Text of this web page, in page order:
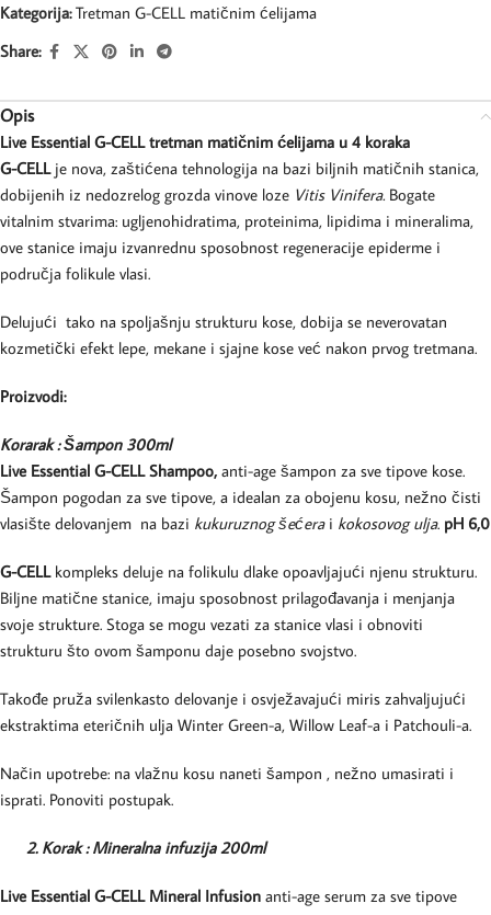
Kategorija: Tretman G-CELL matičnim ćelijama
Share:
Opis
Live Essential G-CELL tretman matičnim ćelijama u 4 koraka
G-CELL je nova, zaštićena tehnologija na bazi biljnih matičnih stanica,
dobijenih iz nedozrelog grozda vinove loze Vitis Vinifera. Bogate
vitalnim stvarima: ugljenohidratima, proteinima, lipidima i mineralima,
ove stanice imaju izvanrednu sposobnost regeneracije epiderme i
područja folikule vlasi.
Delujući tako na spoljašnju strukturu kose, dobija se neverovatan
kozmetički efekt lepe, mekane i sjajne kose već nakon prvog tretmana.
Proizvodi:
Korarak : Šampon 300ml
Live Essential G-CELL Shampoo, anti-age šampon za sve tipove kose.
Šampon pogodan za sve tipove, a idealan za obojenu kosu, nežno čisti
vlasište delovanjem na bazi kukuruznog šećerai kokosovog ulja. pH 6,0
G-CELL kompleks deluje na folikulu dlake opoavljajući njenu strukturu.
Biljne matične stanice, imaju sposobnost prilagođavanja i menjanja
svoje strukture. Stoga se mogu vezati za stanice vlasi i obnoviti
strukturu što ovom šamponu daje posebno svojstvo.
Takođe pruža svilenkasto delovanje i osvježavajući miris zahvaljujući
ekstraktima eteričnih ulja Winter Green-a, Willow Leaf-a i Patchouli-a.
Način upotrebe: na vlažnu kosu naneti šampon , nežno umasirati i
isprati. Ponoviti postupak.
2. Korak : Mineralna infuzija 200ml
Live Essential G-CELL Mineral Infusion anti-age serum za sve tipove